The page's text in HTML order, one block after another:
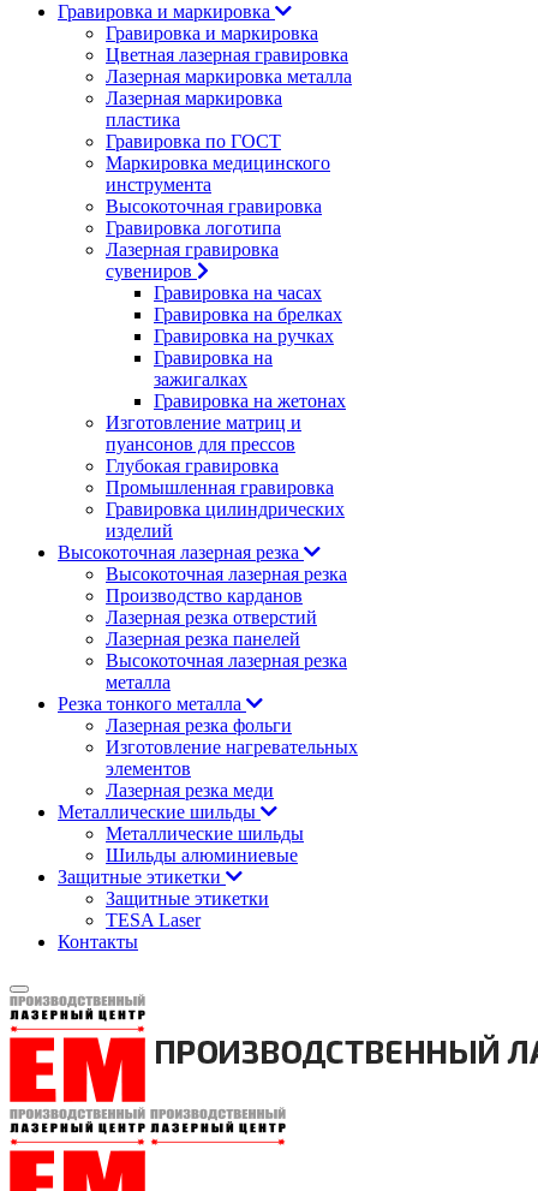
Гравировка и маркировка
Гравировка и маркировка
Цветная лазерная гравировка
Лазерная маркировка металла
Лазерная маркировка
пластика
Гравировка по ГОСТ
Маркировка медицинского
инструмента
Высокоточная гравировка
Гравировка логотипа
Лазерная гравировка
сувениров
Гравировка на часах
Гравировка на брелках
Гравировка на ручках
Гравировка на
зажигалках
Гравировка на жетонах
Изготовление матриц и
пуансонов для прессов
Глубокая гравировка
Промышленная гравировка
Гравировка цилиндрических
изделий
Высокоточная лазерная резка
Высокоточная лазерная резка
Производство карданов
Лазерная резка отверстий
Лазерная резка панелей
Высокоточная лазерная резка
металла
Резка тонкого металла
Лазерная резка фольги
Изготовление нагревательных
элементов
Лазерная резка меди
Металлические шильды
Металлические шильды
Шильды алюминиевые
Защитные этикетки
Защитные этикетки
TESA Laser
Контакты